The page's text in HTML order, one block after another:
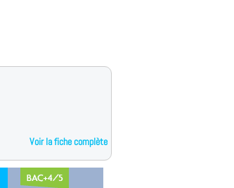
Voir la fiche complète